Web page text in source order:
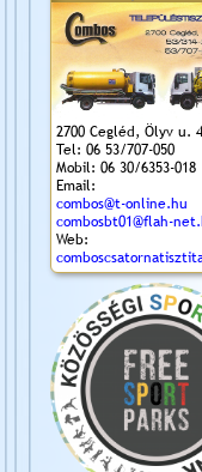
2700 Cegléd, Ölyv u.
Tel: 06 53/707-050
Mobil: 06 30/6353-018
Email:
combos@t-online.hu
combosbt01@flah-
Web: